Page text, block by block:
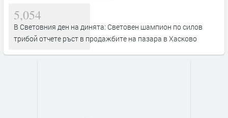
5,054
В Световния ден на динята: Световен шампион по силов
трибой отчете ръст в продажбите на пазара в Хасково